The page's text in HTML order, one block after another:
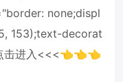
none;displ
153);text-decorat
击进入<<<👈👈👈